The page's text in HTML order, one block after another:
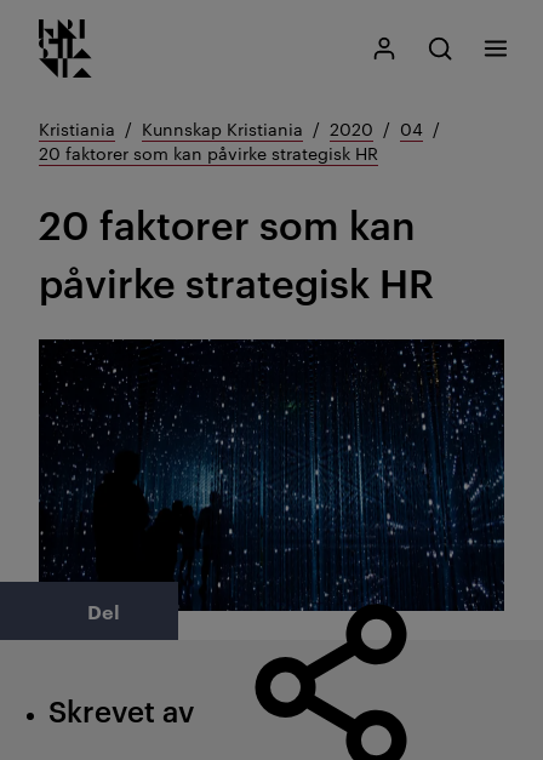
Gå
til
Kristiania logo
Mitt Kristiania
Åpne søk
Søk
Meny
Kristiania Kunnskap Kristiania 2020
04
20 faktorer som kan påvirke strategisk HR
20 faktorer som kan
påvirke strategisk HR
Del
Skrevet av